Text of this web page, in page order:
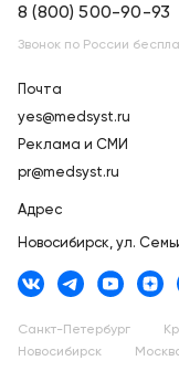
8 (800) 500-90-93
Звонок по России
Почта
yes@medsyst.ru
Реклама и СМИ
pr@medsyst.ru
Адрес
Новосибирск, ул.
Санкт-Петербург
Новосибирск